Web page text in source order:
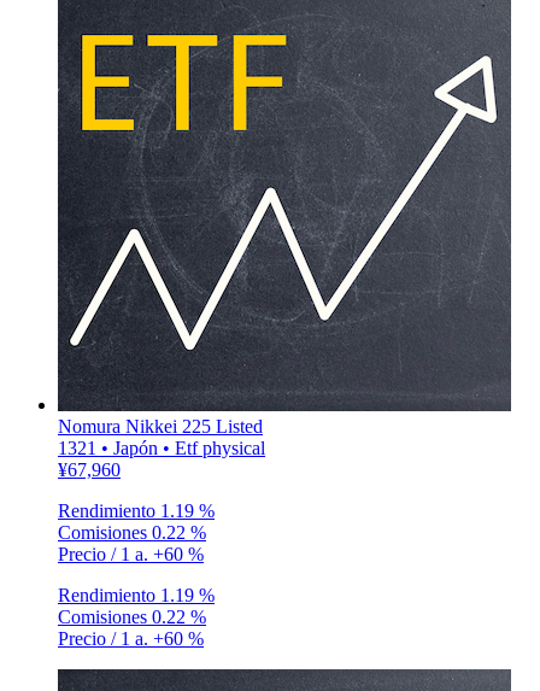
Nomura Nikkei 225 Listed
1321 • Japón • Etf physical
¥67,960
Rendimiento 1.19 %
Comisiones 0.22 %
Precio / 1 a. +60 %
Rendimiento 1.19 %
Comisiones 0.22 %
Precio / 1 a. +60 %